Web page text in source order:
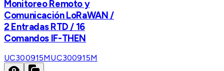
Monitoreo Remoto y
Comunicación LoRaWAN /
2 Entradas RTD / 16
Comandos IF-THEN
UC300915MUC300915M